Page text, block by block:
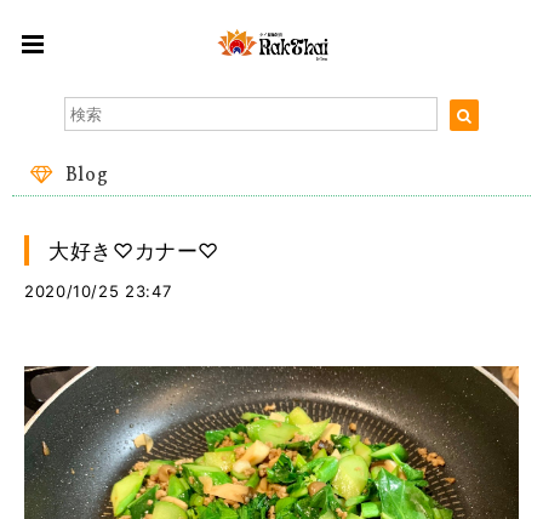
Blog
大好き♡カナー♡
2020/10/25 23:47